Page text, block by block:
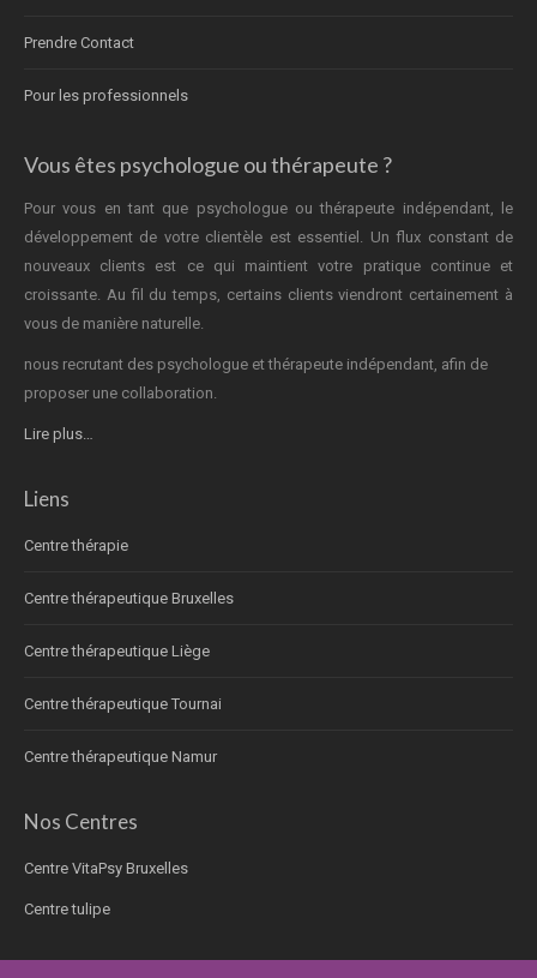
Prendre Contact
Pour les professionnels
Vous êtes psychologue ou thérapeute ?
Pour vous en tant que psychologue ou thérapeute indépendant, le
développement de votre clientèle est essentiel. Un flux constant de
nouveaux clients est ce qui maintient votre pratique continue et
croissante. Au fil du temps, certains clients viendront certainement à
vous de manière naturelle.
nous recrutant des psychologue et thérapeute indépendant, afin de
proposer une collaboration.
Lire plus…
Liens
Centre thérapie
Centre thérapeutique Bruxelles
Centre thérapeutique Liège
Centre thérapeutique Tournai
Centre thérapeutique Namur
Nos Centres
Centre VitaPsy Bruxelles
Centre tulipe